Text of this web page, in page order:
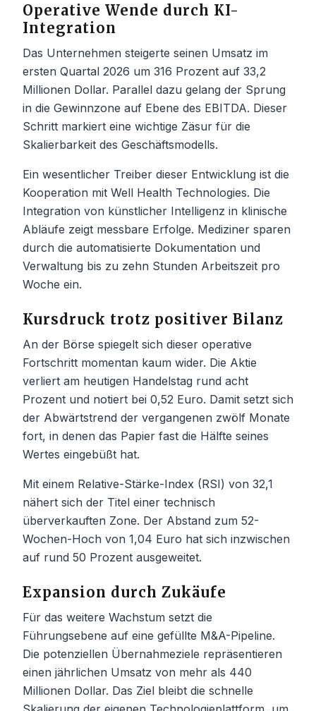
Operative Wende durch KI-
Integration
Das Unternehmen steigerte seinen Umsatz im
ersten Quartal 2026 um 316 Prozent auf 33,2
Millionen Dollar. Parallel dazu gelang der Sprung
in die Gewinnzone auf Ebene des EBITDA. Dieser
Schritt markiert eine wichtige Zäsur für die
Skalierbarkeit des Geschäftsmodells.
Ein wesentlicher Treiber dieser Entwicklung ist die
Kooperation mit Well Health Technologies. Die
Integration von künstlicher Intelligenz in klinische
Abläufe zeigt messbare Erfolge. Mediziner sparen
durch die automatisierte Dokumentation und
Verwaltung bis zu zehn Stunden Arbeitszeit pro
Woche ein.
Kursdruck trotz positiver Bilanz
An der Börse spiegelt sich dieser operative
Fortschritt momentan kaum wider. Die Aktie
verliert am heutigen Handelstag rund acht
Prozent und notiert bei 0,52 Euro. Damit setzt sich
der Abwärtstrend der vergangenen zwölf Monate
fort, in denen das Papier fast die Hälfte seines
Wertes eingebüßt hat.
Mit einem Relative-Stärke-Index (RSI) von 32,1
nähert sich der Titel einer technisch
überverkauften Zone. Der Abstand zum 52-
Wochen-Hoch von 1,04 Euro hat sich inzwischen
auf rund 50 Prozent ausgeweitet.
Expansion durch Zukäufe
Für das weitere Wachstum setzt die
Führungsebene auf eine gefüllte M&A-Pipeline.
Die potenziellen Übernahmeziele repräsentieren
einen jährlichen Umsatz von mehr als 440
Millionen Dollar. Das Ziel bleibt die schnelle